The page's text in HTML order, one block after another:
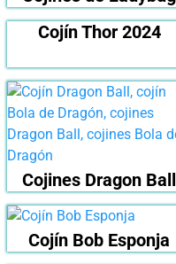
Cojín Thor 2024
Cojines Dragon Ball
Cojín Bob Esponja